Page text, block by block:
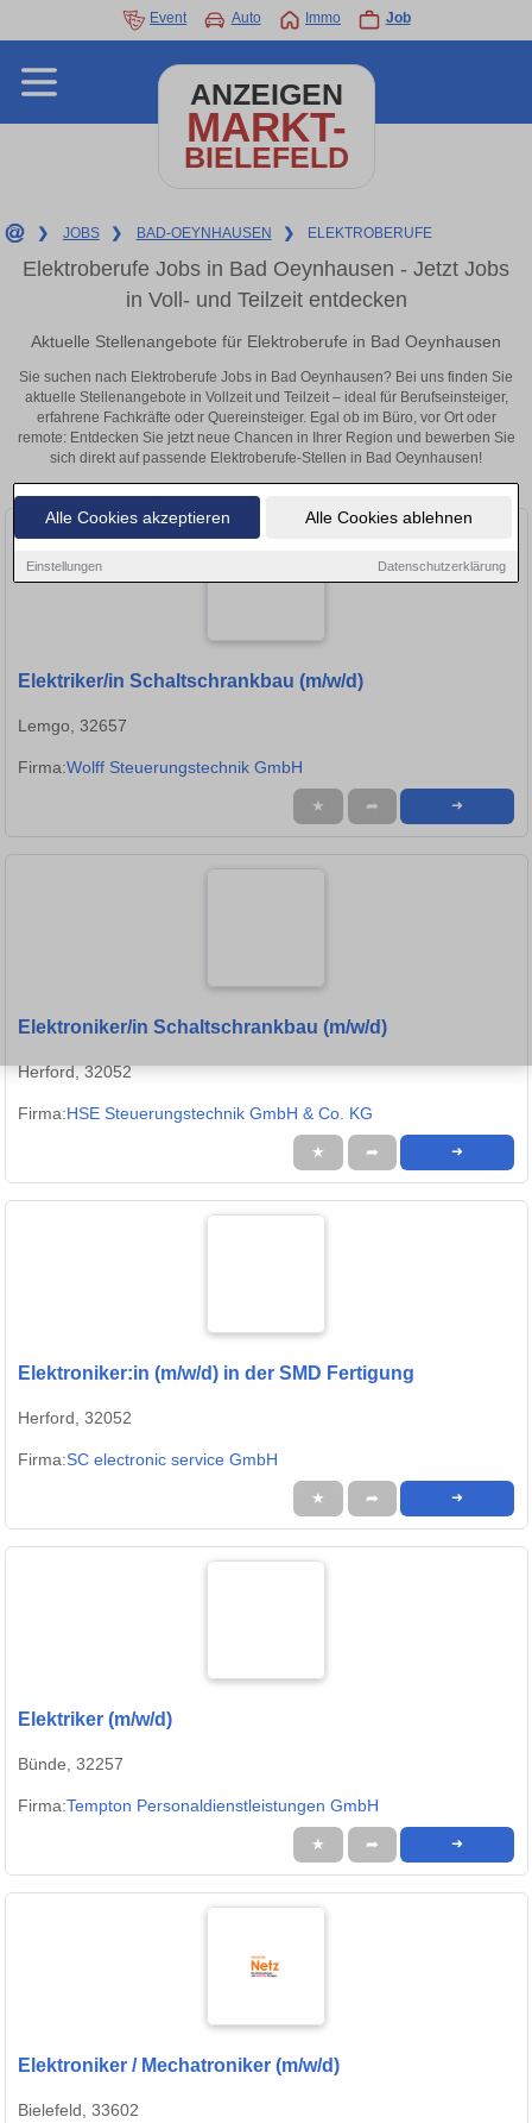
Alle Cookies akzeptieren Alle Cookies ablehnen
Einstellungen Datenschutzerklärung
Event Auto Immo Job
ANZEIGEN
MARKT-
BIELEFELD
❯ JOBS ❯ BAD-OEYNHAUSEN ❯ ELEKTROBERUFE
Elektroberufe Jobs in Bad Oeynhausen - Jetzt Jobs
in Voll- und Teilzeit entdecken
Aktuelle Stellenangebote für Elektroberufe in Bad Oeynhausen
Sie suchen nach Elektroberufe Jobs in Bad Oeynhausen? Bei uns finden Sie
aktuelle Stellenangebote in Vollzeit und Teilzeit – ideal für Berufseinsteiger,
erfahrene Fachkräfte oder Quereinsteiger. Egal ob im Büro, vor Ort oder
remote: Entdecken Sie jetzt neue Chancen in Ihrer Region und bewerben Sie
sich direkt auf passende Elektroberufe-Stellen in Bad Oeynhausen!
Elektriker/in Schaltschrankbau (m/w/d)
Lemgo, 32657
Firma:Wolff Steuerungstechnik GmbH
★ ➦ ➜
Elektroniker/in Schaltschrankbau (m/w/d)
Herford, 32052
Firma:HSE Steuerungstechnik GmbH & Co. KG
★ ➦ ➜
Elektroniker:in (m/w/d) in der SMD Fertigung
Herford, 32052
Firma:SC electronic service GmbH
★ ➦ ➜
Elektriker (m/w/d)
Bünde, 32257
Firma:Tempton Personaldienstleistungen GmbH
★ ➦ ➜
Elektroniker / Mechatroniker (m/w/d)
Bielefeld, 33602